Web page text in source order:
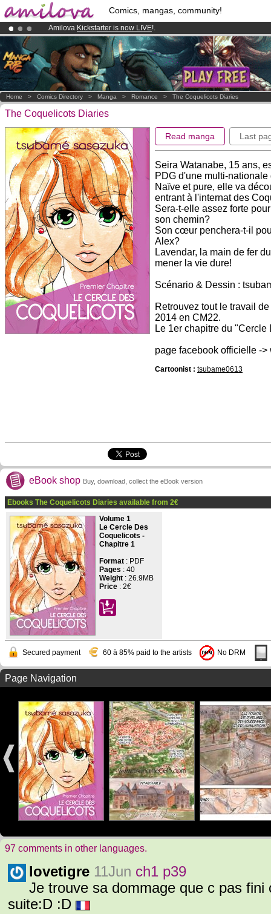
Comics, mangas, community!
Amilova Kickstarter is now LIVE!.
Already 100000membersand 1000comics & mangas!.
Premium membership from3.95 euros per month !Get membership
Home > Comics Directory > Manga > Romance > The Coquelicots Diaries
The Coquelicots Diaries
Read manga Last
Seira Watanabe, 15 ans,
PDG d'une multi-
Naïve et pure, elle va
entrant à l'internat des
Sera-t-elle assez forte
son chemin?
Son cœur penchera-t-il
Alex?
Lavendar, la main de fer
mener la vie dure!
Scénario & Dessin :
Retrouvez tout le travail
2014 en CM22.
Le 1er chapitre du
page facebook officielle -
Cartoonist : tsubame0613
eBook shop Buy, download, collect the eBook version
Ebooks The Coquelicots Diaries available from 2€
Volume 1
Le Cercle Des
Coquelicots -
Chapitre 1
Format : PDF
Pages : 40
Weight : 26.9MB
Price : 2€
Secured payment 60 à 85% paid to the artists No DRM
Page Navigation
97 comments in other languages.
lovetigre 11Jun ch1 p39
Je trouve sa dommage que c pas
suite:D :D